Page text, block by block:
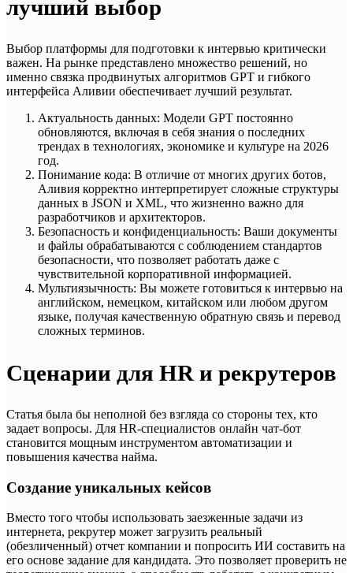
лучший выбор
Выбор платформы для подготовки к интервью критически
важен. На рынке представлено множество решений, но
именно связка продвинутых алгоритмов GPT и гибкого
интерфейса Аливии обеспечивает лучший результат.
Актуальность данных: Модели GPT постоянно
обновляются, включая в себя знания о последних
трендах в технологиях, экономике и культуре на 2026
год.
Понимание кода: В отличие от многих других ботов,
Аливия корректно интерпретирует сложные структуры
данных в JSON и XML, что жизненно важно для
разработчиков и архитекторов.
Безопасность и конфиденциальность: Ваши документы
и файлы обрабатываются с соблюдением стандартов
безопасности, что позволяет работать даже с
чувствительной корпоративной информацией.
Мультиязычность: Вы можете готовиться к интервью на
английском, немецком, китайском или любом другом
языке, получая качественную обратную связь и перевод
сложных терминов.
Сценарии для HR и рекрутеров
Статья была бы неполной без взгляда со стороны тех, кто
задает вопросы. Для HR-специалистов онлайн чат-бот
становится мощным инструментом автоматизации и
повышения качества найма.
Создание уникальных кейсов
Вместо того чтобы использовать заезженные задачи из
интернета, рекрутер может загрузить реальный
(обезличенный) отчет компании и попросить ИИ составить на
его основе задание для кандидата. Это позволяет проверить не